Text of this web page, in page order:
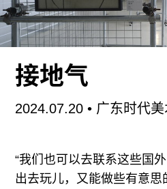
说，包括：《伊拉斯谟迟到
LATE）（伦敦：BOOK
论岛屿/大会议中心》（
ISLAND/BIG
尔兰德里：ORCHARD
处可去》（LITERALLY
FUTURE HISTORIES]）
接地气
2024.07.20• 广东时代
“我们也可以去联系这些国
出去玩儿，又能做些有意思